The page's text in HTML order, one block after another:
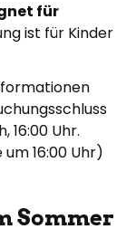
für
ist für Kinder
16:00 Uhr.
16:00 Uhr)
Sommer